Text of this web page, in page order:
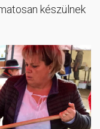
készülnek